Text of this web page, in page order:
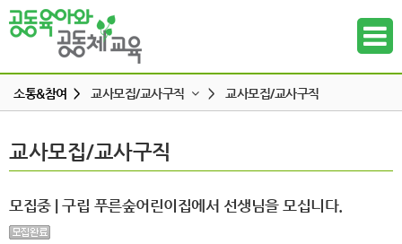
하위메뉴
소통&참여 > 교사모집/교사구직 >
공동육아 ing
터전 소식
교사모집/교사구직
교사모집/교사구직
모집중 | 구립 푸른숲어린이집에서 선생님을 모십니다.